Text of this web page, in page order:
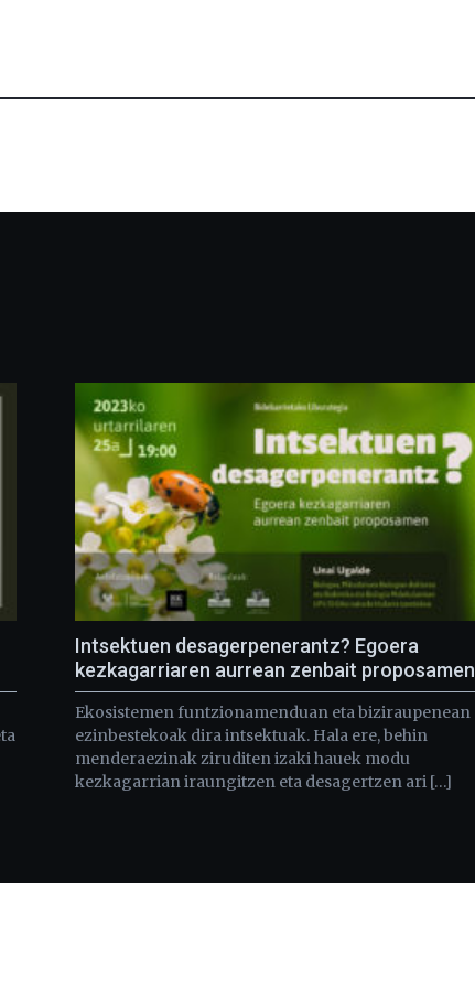
Intsektuen desagerpenerantz? Egoera
kezkagarriaren aurrean zenbait proposamen
Ekosistemen funtzionamenduan eta biziraupenean
ezinbestekoak dira intsektuak. Hala ere, behin
menderaezinak ziruditen izaki hauek modu
kezkagarrian iraungitzen eta desagertzen ari […]